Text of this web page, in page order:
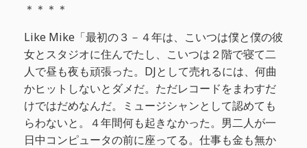
＊＊＊＊
Like Mike「最初の３－４年は、こいつは僕と僕の彼
女とスタジオに住んでたし、こいつは２階で寝て二
人で昼も夜も頑張った。DJとして売れるには、何曲
かヒットしないとダメだ。ただレコードをまわすだ
けではだめなんだ。ミュージシャンとして認めても
らわないと。４年間何も起きなかった。男二人が一
日中コンピュータの前に座ってる。仕事も金も無か